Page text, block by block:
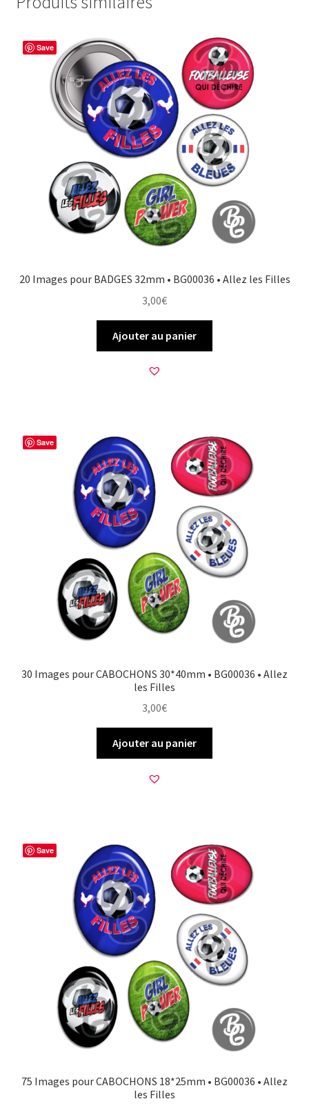
Save
20 Images pour BADGES 32mm • BG00036 • Allez les Filles
3,00€
Ajouter au panier
Save
30 Images pour CABOCHONS 30*40mm • BG00036 • Allez
les Filles
3,00€
Ajouter au panier
Save
75 Images pour CABOCHONS 18*25mm • BG00036 • Allez
les Filles